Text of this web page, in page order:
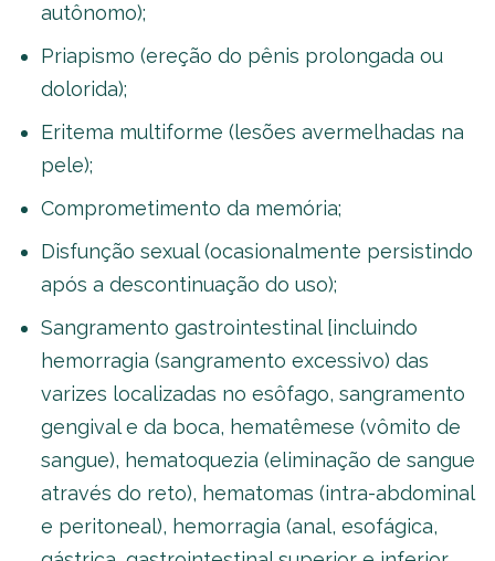
autônomo);
Priapismo (ereção do pênis prolongada ou
dolorida);
Eritema multiforme (lesões avermelhadas na
pele);
Comprometimento da memória;
Disfunção sexual (ocasionalmente persistindo
após a descontinuação do uso);
Sangramento gastrointestinal [incluindo
hemorragia (sangramento excessivo) das
varizes localizadas no esôfago, sangramento
gengival e da boca, hematêmese (vômito de
sangue), hematoquezia (eliminação de sangue
através do reto), hematomas (intra-abdominal
e peritoneal), hemorragia (anal, esofágica,